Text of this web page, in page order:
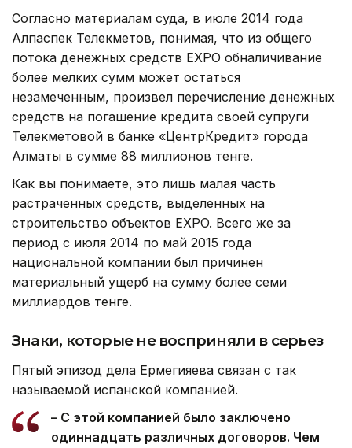
Согласно материалам суда, в июле 2014 года
Алпаспек Телекметов, понимая, что из общего
потока денежных средств EXPO обналичивание
более мелких сумм может остаться
незамеченным, произвел перечисление денежных
средств на погашение кредита своей супруги
Телекметовой в банке «ЦентрКредит» города
Алматы в сумме 88 миллионов тенге.
Как вы понимаете, это лишь малая часть
растраченных средств, выделенных на
строительство объектов EXPO. Всего же за
период с июля 2014 по май 2015 года
национальной компании был причинен
материальный ущерб на сумму более семи
миллиардов тенге.
Знаки, которые не восприняли в серьез
Пятый эпизод дела Ермегияева связан с так
называемой испанской компанией.
– С этой компанией было заключено
одиннадцать различных договоров. Чем